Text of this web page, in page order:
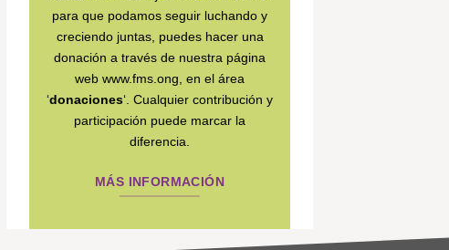
para que podamos seguir luchando y
creciendo juntas, puedes hacer una
donación a través de nuestra página
web www.fms.ong, en el área
‘donaciones‘. Cualquier contribución y
participación puede marcar la
diferencia.
MÁS INFORMACIÓN